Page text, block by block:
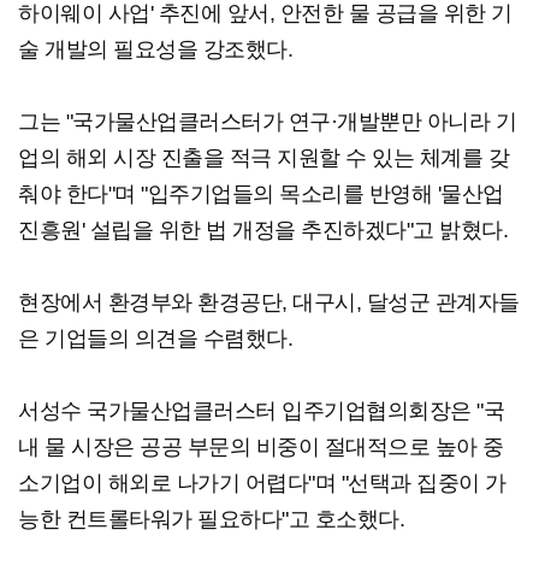
하이웨이 사업' 추진에 앞서, 안전한 물 공급을 위한 기
술 개발의 필요성을 강조했다.
그는 "국가물산업클러스터가 연구·개발뿐만 아니라 기
업의 해외 시장 진출을 적극 지원할 수 있는 체계를 갖
춰야 한다"며 "입주기업들의 목소리를 반영해 '물산업
진흥원' 설립을 위한 법 개정을 추진하겠다"고 밝혔다.
현장에서 환경부와 환경공단, 대구시, 달성군 관계자들
은 기업들의 의견을 수렴했다.
서성수 국가물산업클러스터 입주기업협의회장은 "국
내 물 시장은 공공 부문의 비중이 절대적으로 높아 중
소기업이 해외로 나가기 어렵다"며 "선택과 집중이 가
능한 컨트롤타워가 필요하다"고 호소했다.